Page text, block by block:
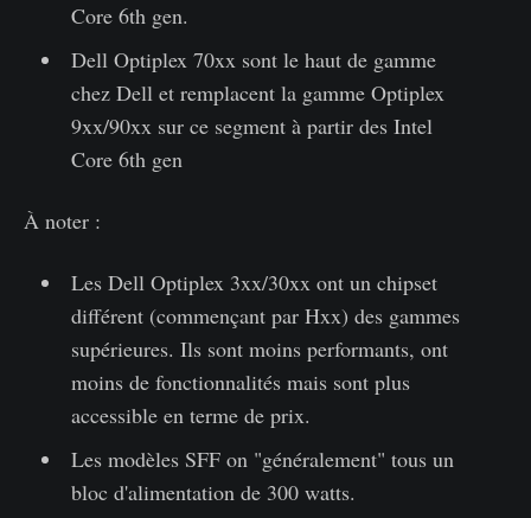
Core 6th gen.
Dell Optiplex 70xx sont le haut de gamme
chez Dell et remplacent la gamme Optiplex
9xx/90xx sur ce segment à partir des Intel
Core 6th gen
À noter :
Les Dell Optiplex 3xx/30xx ont un chipset
différent (commençant par Hxx) des gammes
supérieures. Ils sont moins performants, ont
moins de fonctionnalités mais sont plus
accessible en terme de prix.
Les modèles SFF on "généralement" tous un
bloc d'alimentation de 300 watts.